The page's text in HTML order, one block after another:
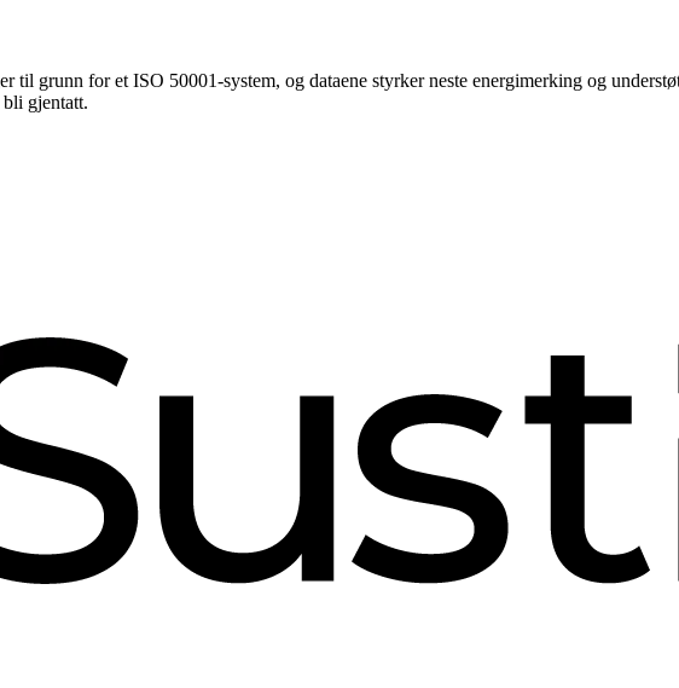
grunn for et ISO 50001-system, og dataene styrker neste energimerking og
gjentatt.